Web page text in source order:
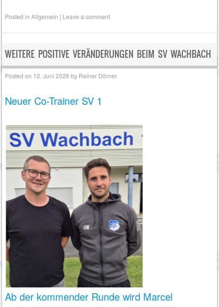
Posted inAllgemein | Leave a comment
WEITERE POSITIVE VERÄNDERUNGEN BEIM SV WACHBACH
Posted on 12. Juni 2026 by Rainer Dörner
Neuer Co-Trainer SV 1
Ab der kommender Runde wird Marcel